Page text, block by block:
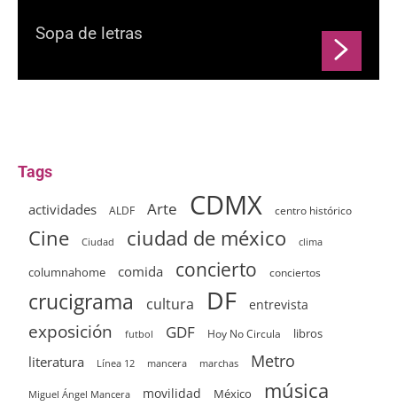
Sopa de letras
Tags
actividades ALDF Arte CDMX centro histórico
Cine Ciudad ciudad de méxico clima
columnahome comida concierto conciertos
crucigrama cultura DF entrevista
exposición futbol GDF Hoy No Circula libros
literatura Línea 12 mancera marchas Metro
Miguel Ángel Mancera movilidad México música